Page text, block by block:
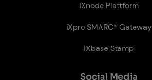
iXnode Plattform
iXpro SMARC® Gateway
iXbase Stamp
So­ci­al Me­dia